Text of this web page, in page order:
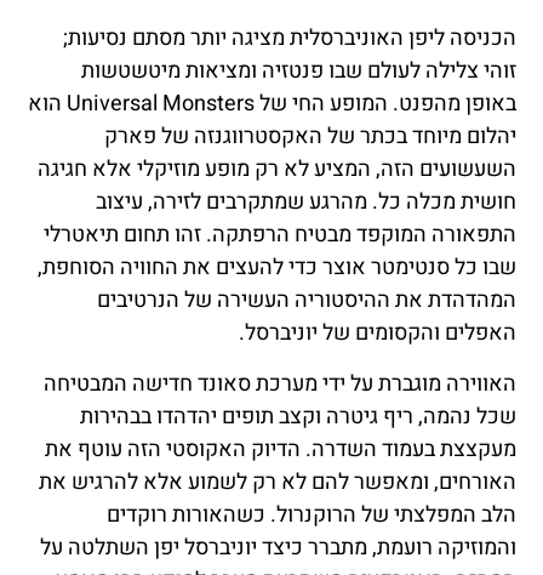
הכניסה ליפן האוניברסלית מציגה יותר מסתם נסיעות;
זוהי צלילה לעולם שבו פנטזיה ומציאות מיטשטשות
באופן מהפנט. המופע החי של Universal Monsters הוא
יהלום מיוחד בכתר של האקסטרווגנזה של פארק
השעשועים הזה, המציע לא רק מופע מוזיקלי אלא חגיגה
חושית מכלה כל. מהרגע שמתקרבים לזירה, עיצוב
התפאורה המוקפד מבטיח הרפתקה. זהו תחום תיאטרלי
שבו כל סנטימטר אוצר כדי להעצים את החוויה הסוחפת,
המהדהדת את ההיסטוריה העשירה של הנרטיבים
האפלים והקסומים של יוניברסל.
האווירה מוגברת על ידי מערכת סאונד חדישה המבטיחה
שכל נהמה, ריף גיטרה וקצב תופים יהדהדו בבהירות
מעקצצת בעמוד השדרה. הדיוק האקוסטי הזה עוטף את
האורחים, ומאפשר להם לא רק לשמוע אלא להרגיש את
הלב המפלצתי של הרוקנרול. כשהאורות רוקדים
והמוזיקה רועמת, מתברר כיצד יוניברסל יפן השתלטה על